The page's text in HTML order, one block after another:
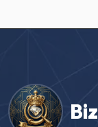
Biz